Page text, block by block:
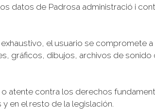
datos de Padrosa administració i
el usuario se compromete
gráficos, dibujos, archivos de
atente contra los derechos
en el resto de la legislación.